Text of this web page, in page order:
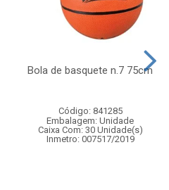
Bola de basquete n.7 75cm
Código: 841285
Embalagem: Unidade
Caixa Com: 30 Unidade(s)
Inmetro: 007517/2019